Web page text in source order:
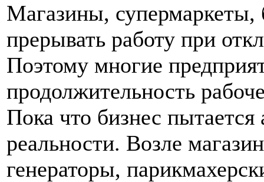
Магазины,
прерывать работу при
Поэтому многие
продолжительность
Пока что бизнес пытается
реальности. Возле
генераторы,